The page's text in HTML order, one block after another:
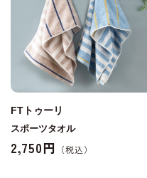
FTトゥーリ
スポーツタオル
2,750円